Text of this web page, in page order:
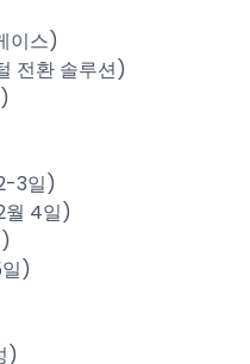
이스)
전환 솔루션)
3일)
4일)
)
)